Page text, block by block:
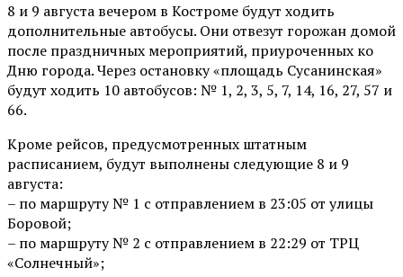
8 и 9 августа вечером в Костроме будут ходить
дополнительные автобусы. Они отвезут горожан домой
после праздничных мероприятий, приуроченных ко
Дню города. Через остановку «площадь Сусанинская»
будут ходить 10 автобусов: № 1, 2, 3, 5, 7, 14, 16, 27, 57 и
66.
Кроме рейсов, предусмотренных штатным
расписанием, будут выполнены следующие 8 и 9
августа:
– по маршруту № 1 с отправлением в 23:05 от улицы
Боровой;
– по маршруту № 2 с отправлением в 22:29 от ТРЦ
«Солнечный»;